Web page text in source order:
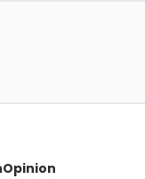
Opinion